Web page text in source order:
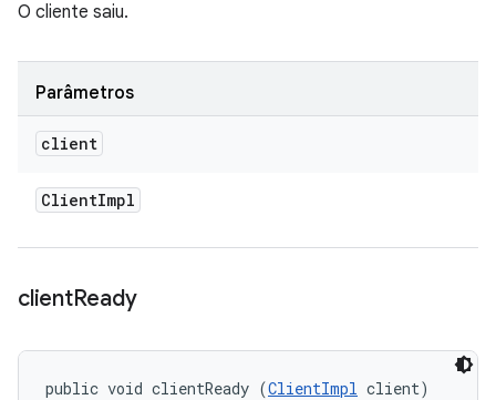
O cliente saiu.
Parâmetros
client
ClientImpl
clientReady
public void clientReady (ClientImpl client)